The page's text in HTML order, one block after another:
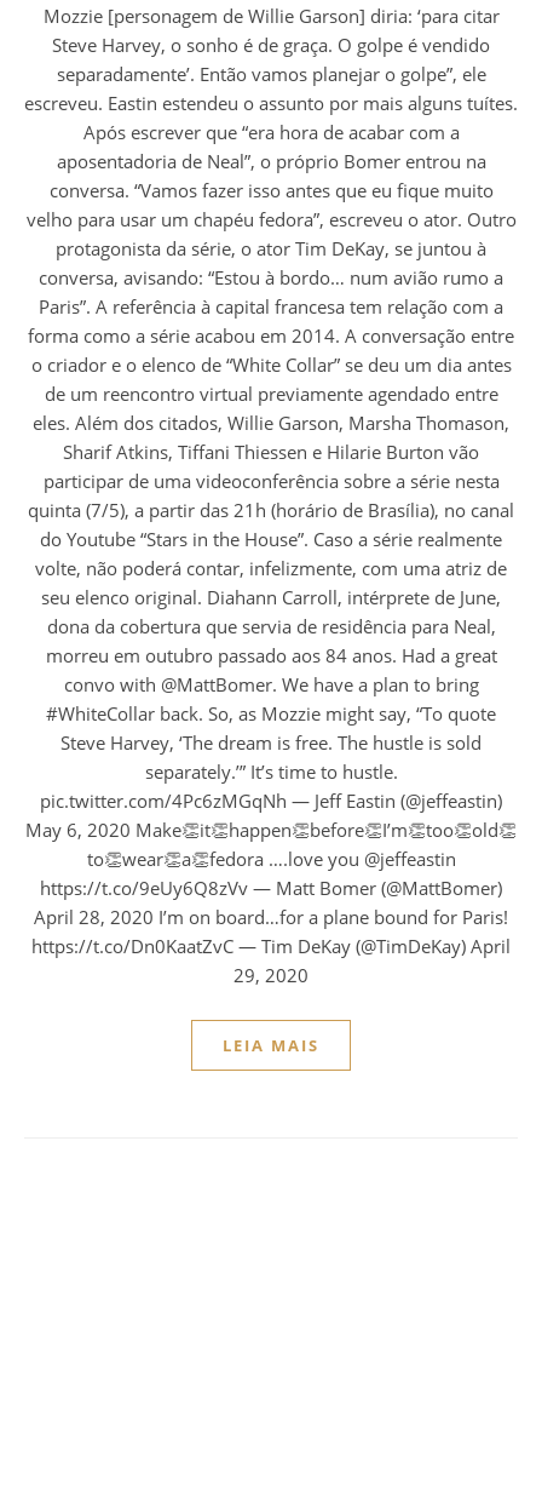
Mozzie [personagem de Willie Garson] diria: ‘para citar
Steve Harvey, o sonho é de graça. O golpe é vendido
separadamente’. Então vamos planejar o golpe”, ele
escreveu. Eastin estendeu o assunto por mais alguns tuítes.
Após escrever que “era hora de acabar com a
aposentadoria de Neal”, o próprio Bomer entrou na
conversa. “Vamos fazer isso antes que eu fique muito
velho para usar um chapéu fedora”, escreveu o ator. Outro
protagonista da série, o ator Tim DeKay, se juntou à
conversa, avisando: “Estou à bordo… num avião rumo a
Paris”. A referência à capital francesa tem relação com a
forma como a série acabou em 2014. A conversação entre
o criador e o elenco de “White Collar” se deu um dia antes
de um reencontro virtual previamente agendado entre
eles. Além dos citados, Willie Garson, Marsha Thomason,
Sharif Atkins, Tiffani Thiessen e Hilarie Burton vão
participar de uma videoconferência sobre a série nesta
quinta (7/5), a partir das 21h (horário de Brasília), no canal
do Youtube “Stars in the House”. Caso a série realmente
volte, não poderá contar, infelizmente, com uma atriz de
seu elenco original. Diahann Carroll, intérprete de June,
dona da cobertura que servia de residência para Neal,
morreu em outubro passado aos 84 anos. Had a great
convo with @MattBomer. We have a plan to bring
#WhiteCollar back. So, as Mozzie might say, “To quote
Steve Harvey, ‘The dream is free. The hustle is sold
separately.’” It’s time to hustle.
pic.twitter.com/4Pc6zMGqNh — Jeff Eastin (@jeffeastin)
May 6, 2020 Make👏it👏happen👏before👏I’m👏too👏old👏
to👏wear👏a👏fedora ….love you @jeffeastin
https://t.co/9eUy6Q8zVv — Matt Bomer (@MattBomer)
April 28, 2020 I’m on board…for a plane bound for Paris!
https://t.co/Dn0KaatZvC — Tim DeKay (@TimDeKay) April
29, 2020
LEIA MAIS